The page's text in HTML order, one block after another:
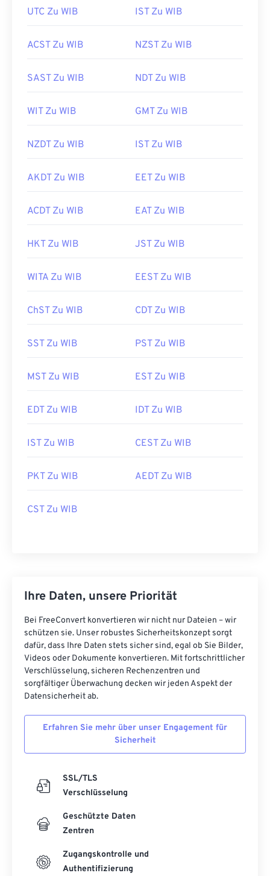
UTC Zu WIB IST Zu WIB
ACST Zu WIB NZST Zu WIB
SAST Zu WIB NDT Zu WIB
WIT Zu WIB GMT Zu WIB
NZDT Zu WIB IST Zu WIB
AKDT Zu WIB EET Zu WIB
ACDT Zu WIB EAT Zu WIB
HKT Zu WIB JST Zu WIB
WITA Zu WIB EEST Zu WIB
ChST Zu WIB CDT Zu WIB
SST Zu WIB PST Zu WIB
MST Zu WIB EST Zu WIB
EDT Zu WIB IDT Zu WIB
IST Zu WIB CEST Zu WIB
PKT Zu WIB AEDT Zu WIB
CST Zu WIB
Ihre Daten, unsere Priorität
Bei FreeConvert konvertieren wir nicht nur Dateien – wir
schützen sie. Unser robustes Sicherheitskonzept sorgt
dafür, dass Ihre Daten stets sicher sind, egal ob Sie Bilder,
Videos oder Dokumente konvertieren. Mit fortschrittlicher
Verschlüsselung, sicheren Rechenzentren und
sorgfältiger Überwachung decken wir jeden Aspekt der
Datensicherheit ab.
Erfahren Sie mehr über unser Engagement für
Sicherheit
SSL/TLS
Verschlüsselung
Geschützte Daten
Zentren
Zugangskontrolle und
Authentifizierung